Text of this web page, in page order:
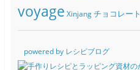
voyage Xinjang チョコレート
powered by レシピブログ